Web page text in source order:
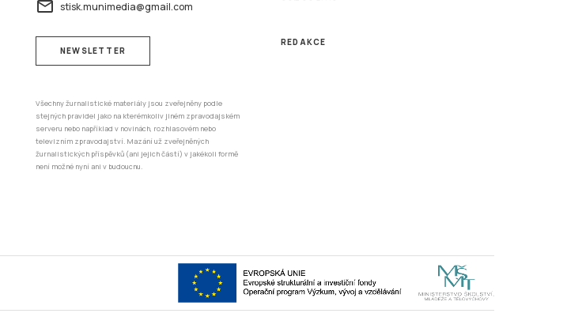
email stisk.munimedia@gmail.com
NEWSLETTER
Všechny žurnalistické materiály jsou zveřejněny podle
stejných pravidel jako na kterémkoliv jiném zpravodajském
serveru nebo například v novinách, rozhlasovém nebo
televizním zpravodajství. Mazání už zveřejněných
žurnalistických příspěvků (ani jejich částí) v jakékoli formě
není možné nyní ani v budoucnu.
REDAKCE